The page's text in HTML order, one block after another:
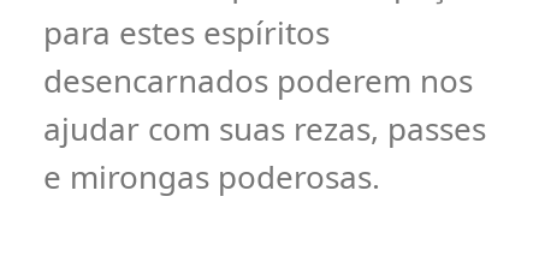
para estes espíritos
desencarnados poderem nos
ajudar com suas rezas, passes
e mirongas poderosas.